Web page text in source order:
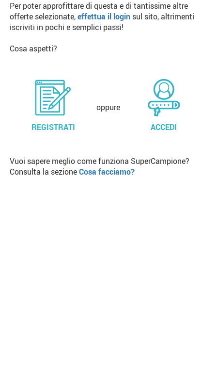
Per poter approfittare di questa e di tantissime altre
offerte selezionate,effettua il login sul sito, altrimenti
iscriviti in pochi e semplici passi!
Cosa aspetti?
REGISTRATI
oppure
ACCEDI
Vuoi sapere meglio come funziona SuperCampione?
Consulta la sezioneCosa facciamo?